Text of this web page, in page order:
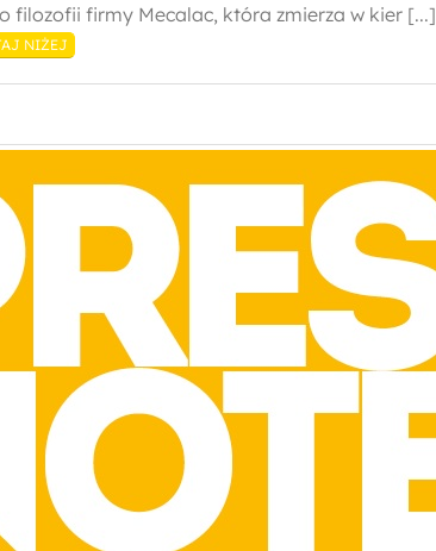
filozofii firmy Mecalac, która zmierza w kier [...]
NIŻEJ